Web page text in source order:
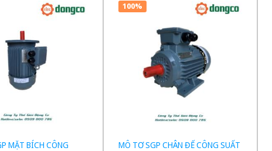
MẶT BÍCH CÔNG
100%
MÔ TƠ SGP CHÂN ĐẾ CÔNG SUẤT